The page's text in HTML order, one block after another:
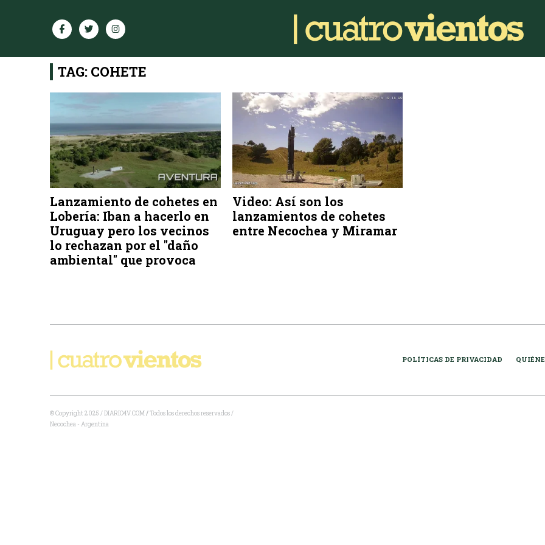
TAG: COHETE
Lanzamiento de cohetes en
Lobería: Iban a hacerlo en
Uruguay pero los vecinos
lo rechazan por el "daño
ambiental" que provoca
Video: Así son los
lanzamientos de cohetes
entre Necochea y Miramar
POLÍTICAS DE PRIVACIDAD
© Copyright 2025 / DIARIO4V.COM/Todos los derechos reservados /
Necochea - Argentina